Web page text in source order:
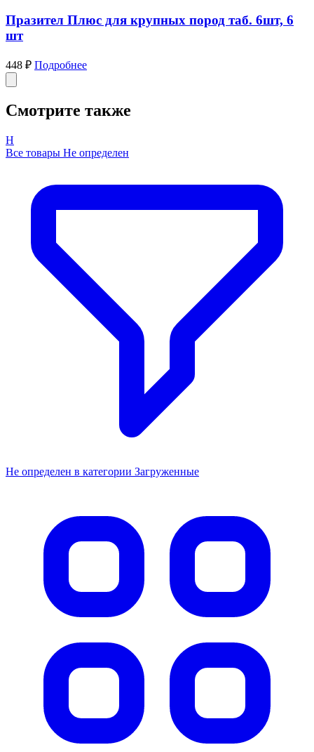
Празител Плюс для крупных пород таб. 6шт, 6
шт
448 ₽ Подробнее
Смотрите также
Н
Все товары Не определен
Не определен в категории Загруженные